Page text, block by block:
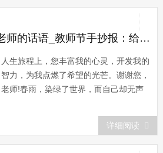
办实事，排忧解难，为他们献身教育事业
创造条件，使尊师重教的传统得以恢复和
发扬光...
教师节手抄报祝福老师的话语_教师节手抄报：给老师的祝福
人生旅程上，您丰富我的心灵，开发我的
智力，为我点燃了希望的光芒。谢谢您，
老师!春雨，染绿了世界，而自己却无声
们心田的春雨，我们将永远感谢您。老
师，您是海洋，我是贝壳，是您给了我斑
斓的色彩 …… 我当怎样地感谢您!踏遍心
详细阅读